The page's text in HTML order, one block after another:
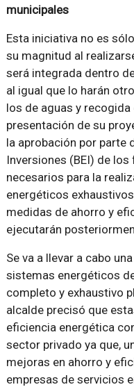
municipales
Esta iniciativa no es
su magnitud al
será integrada dentro
al igual que lo harán
los de aguas y
presentación de su
la aprobación por parte
Inversiones (BEI) de
necesarios para la
energéticos
medidas de ahorro y
ejecutarán
Se va a llevar a cabo
sistemas energéticos
completo y exhaustivo
alcalde precisó que
eficiencia energética
sector privado ya que,
mejoras en ahorro y
empresas de servicios